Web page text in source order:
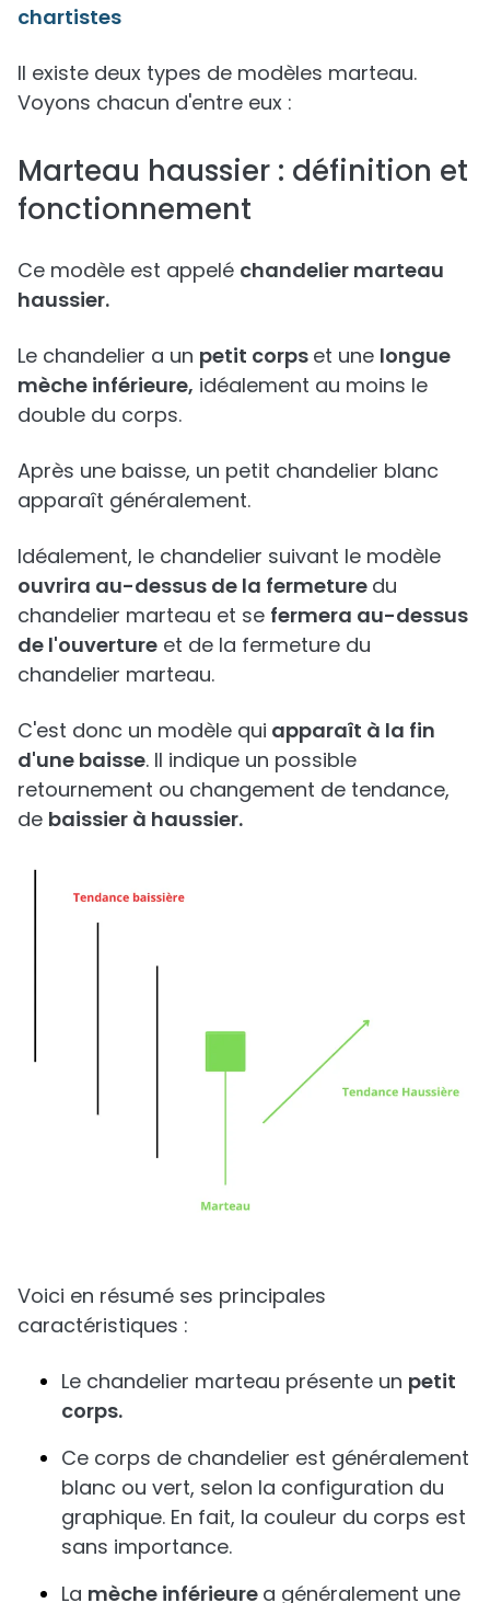
chartistes
Il existe deux types de modèles marteau.
Voyons chacun d'entre eux :
Marteau haussier : définition et
fonctionnement
Ce modèle est appelé chandelier marteau
haussier.
Le chandelier a un petit corps et une longue
mèche inférieure, idéalement au moins le
double du corps.
Après une baisse, un petit chandelier blanc
apparaît généralement.
Idéalement, le chandelier suivant le modèle
ouvrira au-dessus de la fermeture du
chandelier marteau et se fermera au-dessus
de l'ouverture et de la fermeture du
chandelier marteau.
C'est donc un modèle qui apparaît à la fin
d'une baisse. Il indique un possible
retournement ou changement de tendance,
de baissier à haussier.
Voici en résumé ses principales
caractéristiques :
Le chandelier marteau présente un petit
corps.
Ce corps de chandelier est généralement
blanc ou vert, selon la configuration du
graphique. En fait, la couleur du corps est
sans importance.
La mèche inférieure a généralement une